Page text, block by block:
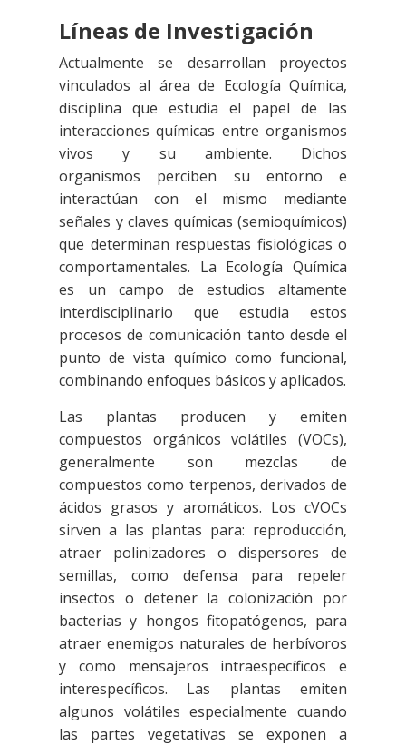
Líneas de Investigación
Actualmente se desarrollan proyectos
vinculados al área de Ecología Química,
disciplina que estudia el papel de las
interacciones químicas entre organismos
vivos y su ambiente. Dichos
organismos perciben su entorno e
interactúan con el mismo mediante
señales y claves químicas (semioquímicos)
que determinan respuestas fisiológicas o
comportamentales. La Ecología Química
es un campo de estudios altamente
interdisciplinario que estudia estos
procesos de comunicación tanto desde el
punto de vista químico como funcional,
combinando enfoques básicos y aplicados.
Las plantas producen y emiten
compuestos orgánicos volátiles (VOCs),
generalmente son mezclas de
compuestos como terpenos, derivados de
ácidos grasos y aromáticos. Los cVOCs
sirven a las plantas para: reproducción,
atraer polinizadores o dispersores de
semillas, como defensa para repeler
insectos o detener la colonización por
bacterias y hongos fitopatógenos, para
atraer enemigos naturales de herbívoros
y como mensajeros intraespecíficos e
interespecíficos. Las plantas emiten
algunos volátiles especialmente cuando
las partes vegetativas se exponen a